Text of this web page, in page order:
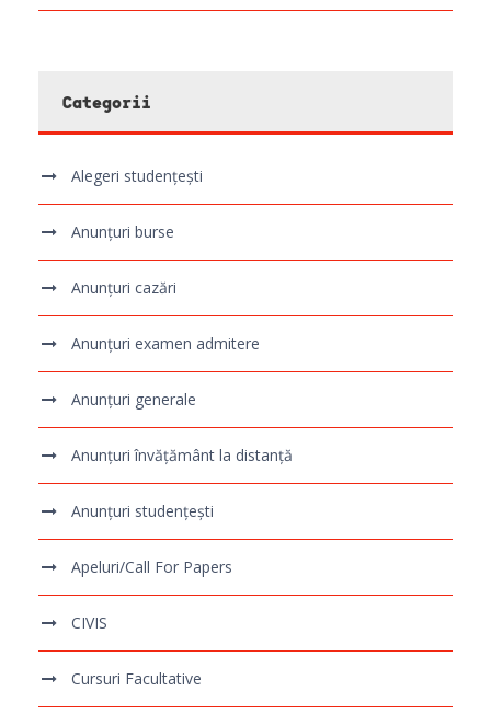
Categorii
Alegeri studențești
Anunțuri burse
Anunțuri cazări
Anunțuri examen admitere
Anunțuri generale
Anunțuri învățământ la distanță
Anunțuri studențești
Apeluri/Call For Papers
CIVIS
Cursuri Facultative